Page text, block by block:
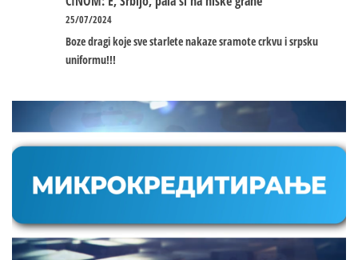
25/07/2024
Boze dragi koje sve starlete nakaze sramote crkvu i srpsku
uniformu!!!